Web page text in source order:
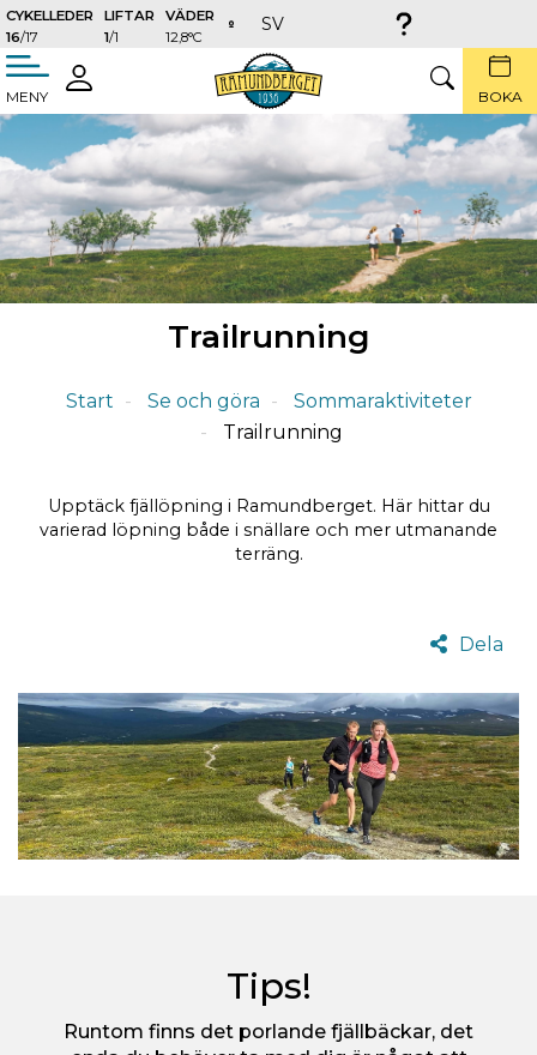
CYKELLEDER
16/17
LIFTAR
1/1
VÄDER
12,8°C
SV
MENY
LOGGA
IN
SÖK BOKA
Trailrunning
Start Se och göra
Sommaraktiviteter
Trailrunning
Upptäck fjällöpning i Ramundberget. Här hittar du
varierad löpning både i snällare och mer utmanande
terräng.
Dela
Tips!
Runtom finns det porlande fjällbäckar, det